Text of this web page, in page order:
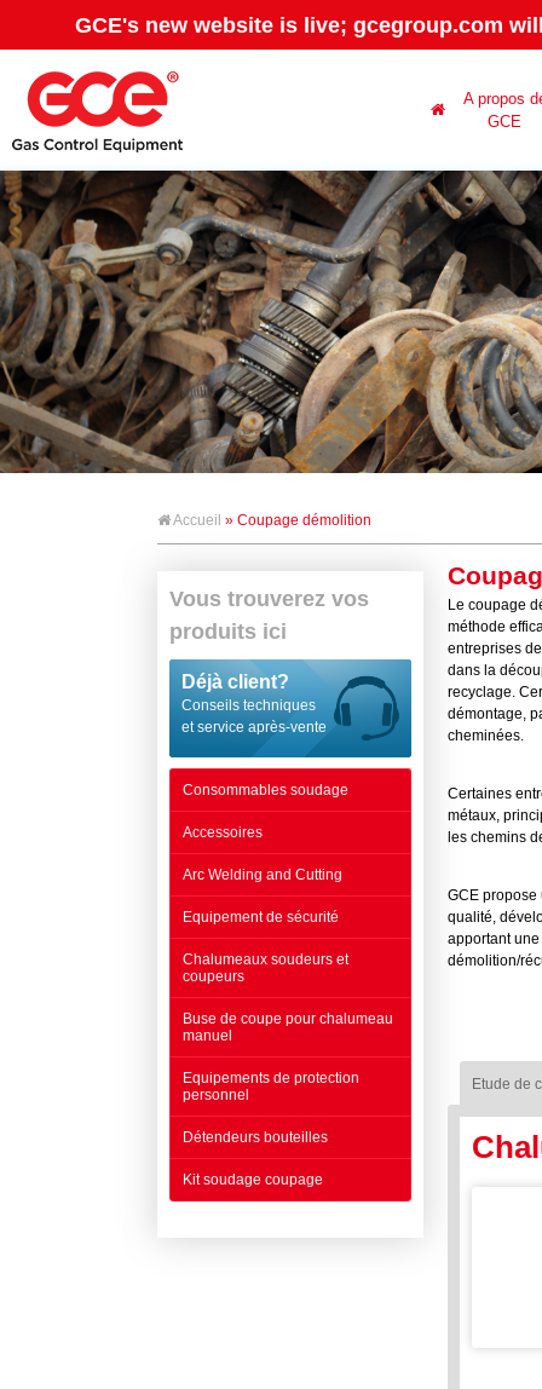
GCE's new website is live; gcegroup.com
A propos
GCE
Accueil » Coupage démolition
Vous trouverez vos
produits ici
Déjà client?
Conseils techniques
et service après-vente
Consommables soudage
Accessoires
Arc Welding and Cutting
Equipement de sécurité
Chalumeaux soudeurs et
coupeurs
Buse de coupe pour chalumeau
manuel
Equipements de protection
personnel
Détendeurs bouteilles
Kit soudage coupage
Le coupage
méthode
entreprises
dans la
recyclage.
démontage,
cheminées.
Certaines
métaux,
les chemins
GCE propose
qualité,
apportant
démolition/
Etude de